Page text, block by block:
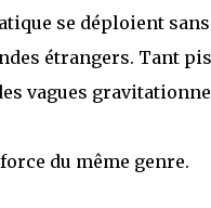
se déploient
étrangers. Tant
vagues
du même genre.